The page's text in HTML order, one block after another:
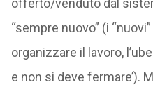
offerto/venduto dal
“sempre nuovo” (i
organizzare il lavoro,
e non si deve fermare’).